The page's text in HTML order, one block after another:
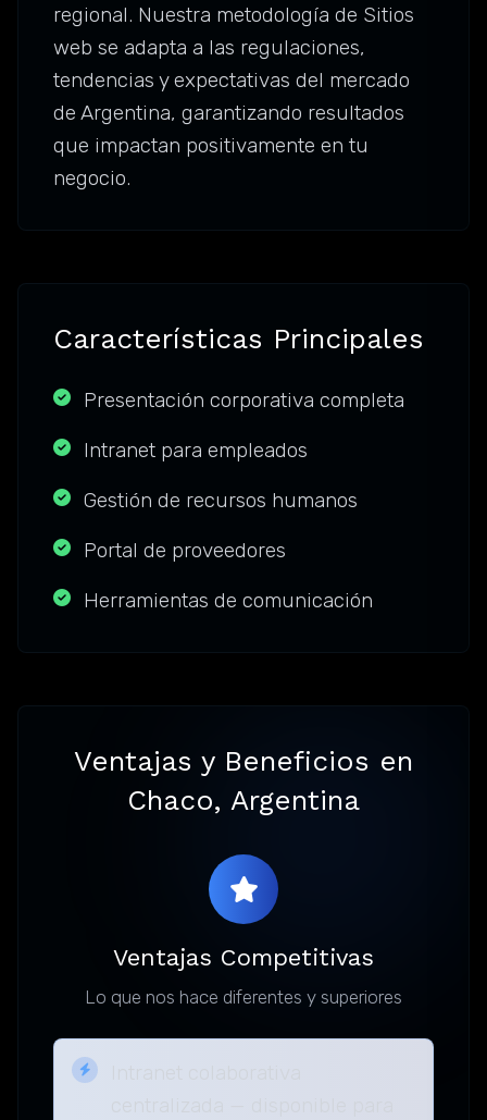
regional. Nuestra metodología de Sitios
web se adapta a las regulaciones,
tendencias y expectativas del mercado
de Argentina, garantizando resultados
que impactan positivamente en tu
negocio.
Características Principales
Presentación corporativa completa
Intranet para empleados
Gestión de recursos humanos
Portal de proveedores
Herramientas de comunicación
Ventajas y Beneficios en
Chaco, Argentina
Ventajas Competitivas
Lo que nos hace diferentes y superiores